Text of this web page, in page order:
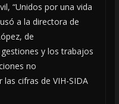
“Unidos por una vida
a la directora de
de
y los trabajos
no
cifras de VIH-SIDA